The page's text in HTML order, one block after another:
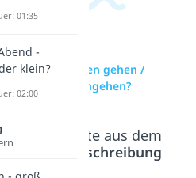
Videoseite: essen gehen /
/ Essengehen?
Inhalte aus dem
Rechtschreibung
01:35
-
klein?
02:00